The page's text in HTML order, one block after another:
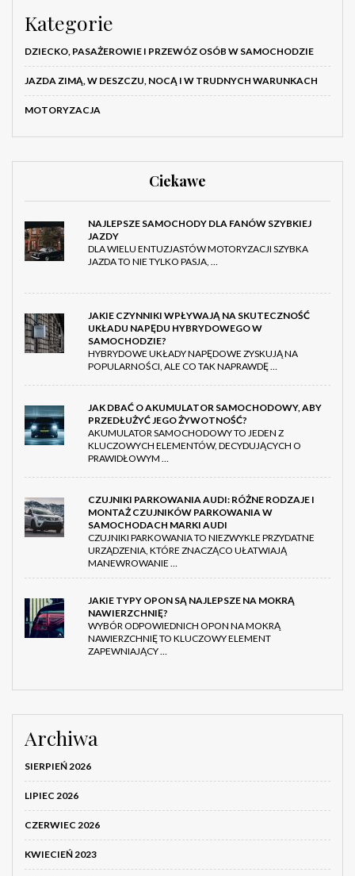
Kategorie
DZIECKO, PASAŻEROWIE I PRZEWÓZ OSÓB W SAMOCHODZIE
JAZDA ZIMĄ, W DESZCZU, NOCĄ I W TRUDNYCH WARUNKACH
MOTORYZACJA
Ciekawe
NAJLEPSZE SAMOCHODY DLA FANÓW SZYBKIEJ
JAZDY
DLA WIELU ENTUZJASTÓW MOTORYZACJI SZYBKA
JAZDA TO NIE TYLKO PASJA, …
JAKIE CZYNNIKI WPŁYWAJĄ NA SKUTECZNOŚĆ
UKŁADU NAPĘDU HYBRYDOWEGO W
SAMOCHODZIE?
HYBRYDOWE UKŁADY NAPĘDOWE ZYSKUJĄ NA
POPULARNOŚCI, ALE CO TAK NAPRAWDĘ …
JAK DBAĆ O AKUMULATOR SAMOCHODOWY, ABY
PRZEDŁUŻYĆ JEGO ŻYWOTNOŚĆ?
AKUMULATOR SAMOCHODOWY TO JEDEN Z
KLUCZOWYCH ELEMENTÓW, DECYDUJĄCYCH O
PRAWIDŁOWYM …
CZUJNIKI PARKOWANIA AUDI: RÓŻNE RODZAJE I
MONTAŻ CZUJNIKÓW PARKOWANIA W
SAMOCHODACH MARKI AUDI
CZUJNIKI PARKOWANIA TO NIEZWYKLE PRZYDATNE
URZĄDZENIA, KTÓRE ZNACZĄCO UŁATWIAJĄ
MANEWROWANIE …
JAKIE TYPY OPON SĄ NAJLEPSZE NA MOKRĄ
NAWIERZCHNIĘ?
WYBÓR ODPOWIEDNICH OPON NA MOKRĄ
NAWIERZCHNIĘ TO KLUCZOWY ELEMENT
ZAPEWNIAJĄCY …
Archiwa
SIERPIEŃ 2026
LIPIEC 2026
CZERWIEC 2026
KWIECIEŃ 2023